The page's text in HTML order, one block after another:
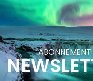
ABONNEMENT